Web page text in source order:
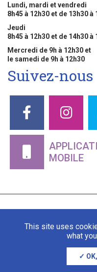
Lundi, mardi et vendredi
8h45 à 12h30 et de 13h30 à
Jeudi
8h45 à 12h30 et de 14h30 à
Mercredi de 9h à 12h30 et
le samedi de 9h à 12h30
Suivez-nous
MOBILE
Mentions
This site uses
what